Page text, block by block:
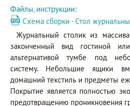
Файлы, инструкции:
Схема сборки - Стол
Журнальный столик из
законченный вид гостиной
альтернативой тумбе под
систему. Небольшие ящики
домашний текстиль и предметы
Покрытие является полностью
предотвращению проникновения